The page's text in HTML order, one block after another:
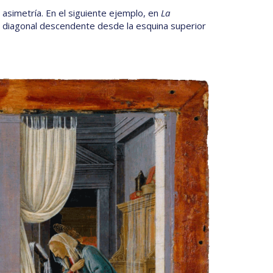
En el siguiente ejemplo, en La
descendente desde la esquina superior